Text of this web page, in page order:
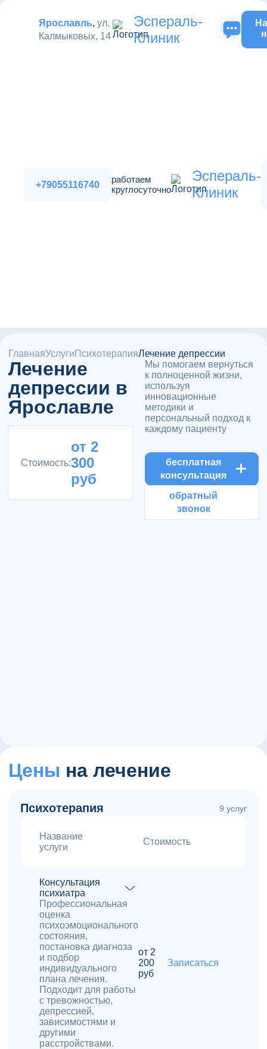
Ярославль,ул.
Калмыковых, 14
Эспераль-
Клиник
+79055116740
работаем
круглосуточно
Эспераль-
Клиник
ГлавнаяУслуги ПсихотерапияЛечение депрессии
Лечение
депрессии в
Ярославле
Стоимость:
от 2
300
руб
Мы помогаем вернуться
к полноценной жизни,
используя
инновационные
методики и
персональный подход к
каждому пациенту
бесплатная
консультация
обратный
звонок
Цены на лечение
Психотерапия 9 услуг
Название
услуги
Стоимость
Консультация
психиатра
Профессиональная
оценка
психоэмоционального
состояния,
постановка диагноза
и подбор
индивидуального
плана лечения.
Подходит для работы
с тревожностью,
депрессией,
зависимостями и
другими
расстройствами.
от 2
200
руб
Записаться